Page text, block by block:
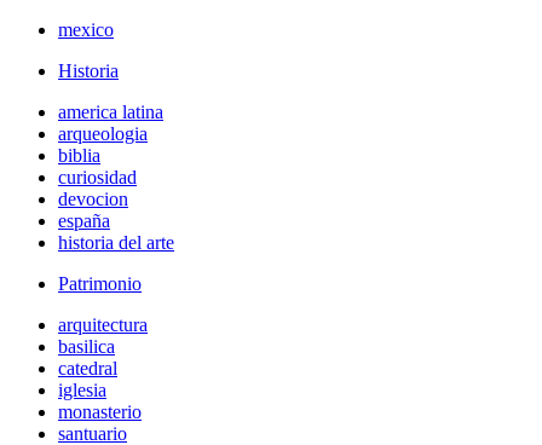
mexico
Historia
america latina
arqueologia
biblia
curiosidad
devocion
españa
historia del arte
Patrimonio
arquitectura
basilica
catedral
iglesia
monasterio
santuario